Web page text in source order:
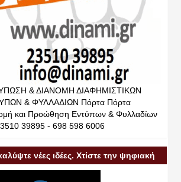
Πιερίας 12-7-2026
& ΔΙΑΝΟΜΗ ΔΙΑΦΗΜΙΣΤΙΚΩΝ
& ΦΥΛΛΑΔΙΩΝ Πόρτα Πόρτα
και Προώθηση Εντύπων & Φυλλαδίων
39895 - 698 598 6006
νέες ιδέες. Χτίστε την ψηφιακή